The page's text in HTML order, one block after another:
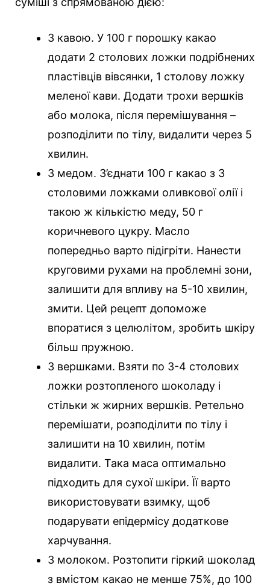
З кавою. У 100 г порошку какао
додати 2 столових ложки подрібнених
пластівців вівсянки, 1 столову ложку
меленої кави. Додати трохи вершків
або молока, після перемішування –
розподілити по тілу, видалити через 5
хвилин.
З медом. З’єднати 100 г какао з 3
столовими ложками оливкової олії і
такою ж кількістю меду, 50 г
коричневого цукру. Масло
попередньо варто підігріти. Нанести
круговими рухами на проблемні зони,
залишити для впливу на 5-10 хвилин,
змити. Цей рецепт допоможе
впоратися з целюлітом, зробить шкіру
більш пружною.
З вершками. Взяти по 3-4 столових
ложки розтопленого шоколаду і
стільки ж жирних вершків. Ретельно
перемішати, розподілити по тілу і
залишити на 10 хвилин, потім
видалити. Така маса оптимально
підходить для сухої шкіри. Її варто
використовувати взимку, щоб
подарувати епідермісу додаткове
харчування.
З молоком. Розтопити гіркий шоколад
з вмістом какао не менше 75%, до 100